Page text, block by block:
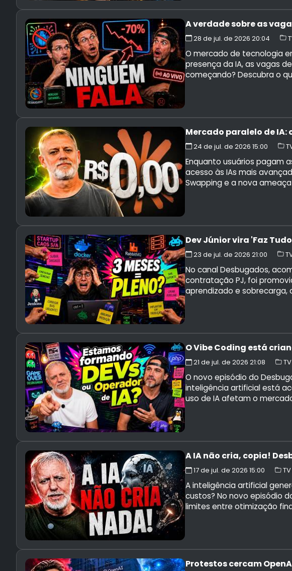
A verdade sobre as
28 de jul. de 2026 20:04
O mercado de tecnologia
presença da IA, as vagas
começando? Descubra o
Mercado paralelo de IA:
24 de jul. de 2026 15:00
Enquanto usuários pagam
acesso às IAs mais
Swapping e a nova
Dev Júnior vira 'Faz
23 de jul. de 2026 21:00
No canal Desbugados,
contratação PJ, foi
aprendizado e sobrecarga,
O Vibe Coding está
21 de jul. de 2026 21:08
O novo episódio do
inteligência artificial está
uso de IA afetam o
A IA não cria, copia!
17 de jul. de 2026 15:00
A inteligência artificial
custos? No novo episódio
limites entre otimização
Protestos cercam